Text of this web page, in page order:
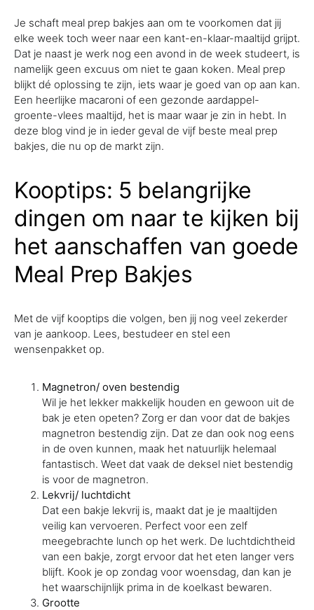
Je schaft meal prep bakjes aan om te voorkomen dat jij
elke week toch weer naar een kant-en-klaar-maaltijd grijpt.
Dat je naast je werk nog een avond in de week studeert, is
namelijk geen excuus om niet te gaan koken. Meal prep
blijkt dé oplossing te zijn, iets waar je goed van op aan kan.
Een heerlijke macaroni of een gezonde aardappel-
groente-vlees maaltijd, het is maar waar je zin in hebt. In
deze blog vind je in ieder geval de vijf beste meal prep
bakjes, die nu op de markt zijn.
Kooptips: 5 belangrijke
dingen om naar te kijken bij
het aanschaffen van goede
Meal Prep Bakjes
Met de vijf kooptips die volgen, ben jij nog veel zekerder
van je aankoop. Lees, bestudeer en stel een
wensenpakket op.
Magnetron/ oven bestendig
Wil je het lekker makkelijk houden en gewoon uit de
bak je eten opeten? Zorg er dan voor dat de bakjes
magnetron bestendig zijn. Dat ze dan ook nog eens
in de oven kunnen, maak het natuurlijk helemaal
fantastisch. Weet dat vaak de deksel niet bestendig
is voor de magnetron.
Lekvrij/ luchtdicht
Dat een bakje lekvrij is, maakt dat je je maaltijden
veilig kan vervoeren. Perfect voor een zelf
meegebrachte lunch op het werk. De luchtdichtheid
van een bakje, zorgt ervoor dat het eten langer vers
blijft. Kook je op zondag voor woensdag, dan kan je
het waarschijnlijk prima in de koelkast bewaren.
Grootte